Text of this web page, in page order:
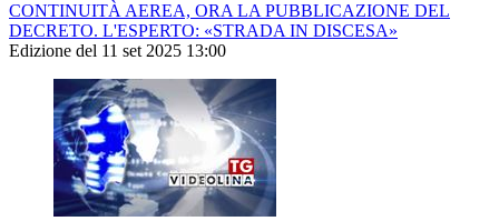
CONTINUITÀ AEREA, ORA LA PUBBLICAZIONE DEL
DECRETO. L'ESPERTO: «STRADA IN DISCESA»
Edizione del 11 set 2025 13:00